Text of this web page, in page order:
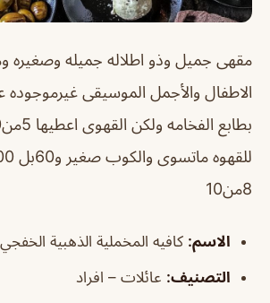
مقهى جميل وذو اطلاله جميله وصغيره
الاطفال والأجمل الموسيقى غيرموجوده
8من10
الاسم: كافيه المخملية الذهبية الخفجي
التصنيف: عائلات – افراد